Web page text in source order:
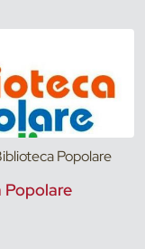
Popolare
Popolare